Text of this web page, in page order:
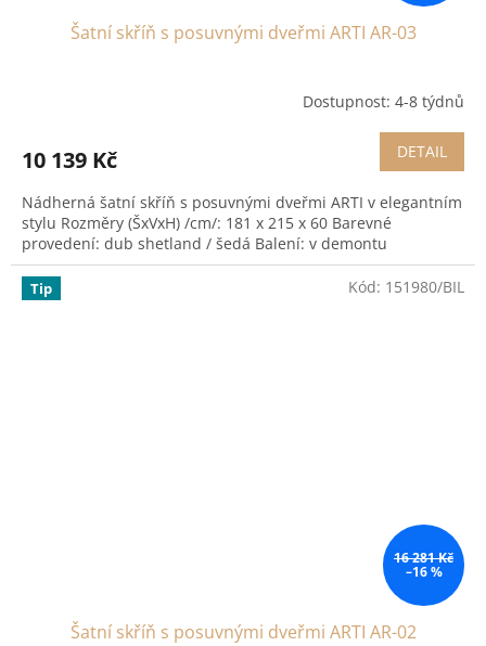
Šatní skříň s posuvnými dveřmi ARTI AR-03
Dostupnost: 4-8 týdnů
10 139 Kč DETAIL
Nádherná šatní skříň s posuvnými dveřmi ARTI v elegantním
stylu Rozměry (ŠxVxH) /cm/: 181 x 215 x 60 Barevné
provedení: dub shetland / šedá Balení: v demontu
Tip
16 281 Kč
–16 %
Šatní skříň s posuvnými dveřmi ARTI AR-02
Kód: 151980/BIL